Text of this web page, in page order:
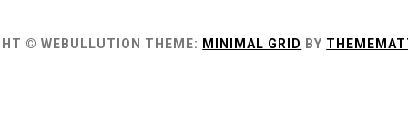
© WEBULLUTION THEME: MINIMAL GRID BY